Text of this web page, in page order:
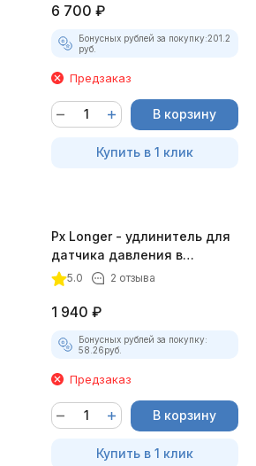
6 700 ₽
Бонусных рублей за покупку:201.2
руб.
Предзаказ
В корзину
Купить в 1 клик
Px Longer - удлинитель для
датчика давления в
цилиндре 12 мм
5.0 2 отзыва
1 940 ₽
Бонусных рублей за покупку:
58.26руб.
Предзаказ
В корзину
Купить в 1 клик